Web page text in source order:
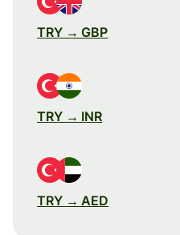
TRY → GBP
TRY → INR
TRY → AED